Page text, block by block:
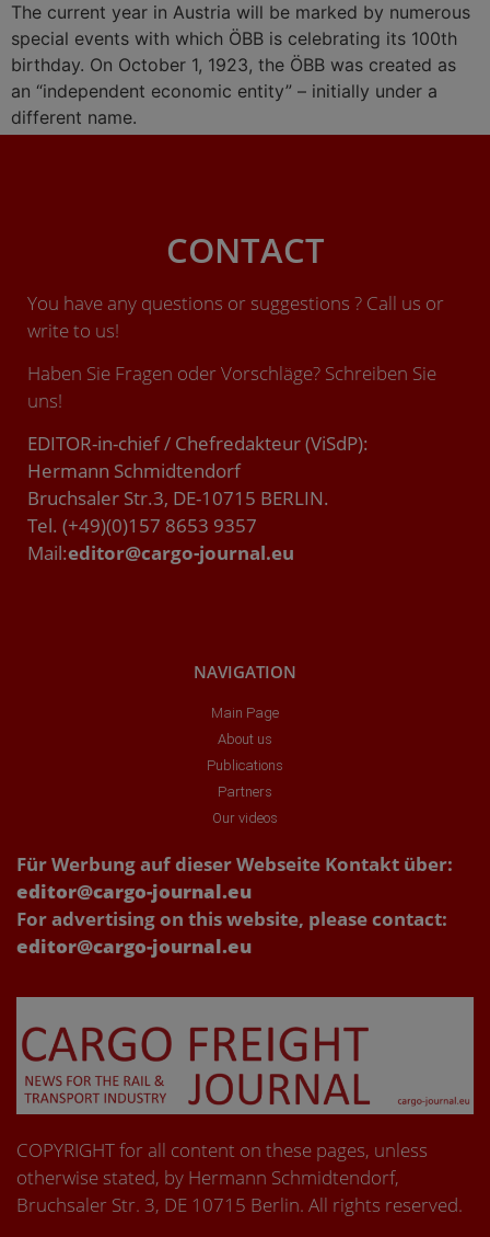
The current year in Austria will be marked by numerous
special events with which ÖBB is celebrating its 100th
birthday. On October 1, 1923, the ÖBB was created as
an “independent economic entity” – initially under a
different name.
CONTACT
You have any questions or suggestions ? Call us or
write to us!
Haben Sie Fragen oder Vorschläge? Schreiben Sie
uns!
EDITOR-in-chief / Chefredakteur (ViSdP):
Hermann Schmidtendorf
Bruchsaler Str.3, DE-10715 BERLIN.
Tel. (+49)(0)157 8653 9357
Mail:editor@cargo-journal.eu
NAVIGATION
Main Page
About us
Publications
Partners
Our videos
Für Werbung auf dieser Webseite Kontakt über:
editor@cargo-journal.eu
For advertising on this website, please contact:
editor@cargo-journal.eu
COPYRIGHT for all content on these pages, unless
otherwise stated, by Hermann Schmidtendorf,
Bruchsaler Str. 3, DE 10715 Berlin. All rights reserved.